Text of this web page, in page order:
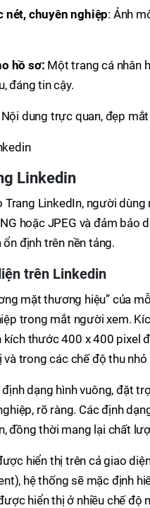
nét, chuyên nghiệp: Ảnh
hồ sơ: Một trang cá nhân
đáng tin cậy.
Nội dung trực quan, đẹp
Linkedin
Trang LinkedIn, người
hoặc JPEG và đảm
ổn định trên nền tảng.
trên Linkedin
mặt thương hiệu” của
trong mắt người xem.
kích thước 400 x 400 pixel
trong các chế độ thu
dạng hình vuông, đặt
rõ ràng. Các định
đồng thời mang lại chất
hiển thị trên cả giao
hệ thống sẽ mặc định
hiển thị ở nhiều chế độ